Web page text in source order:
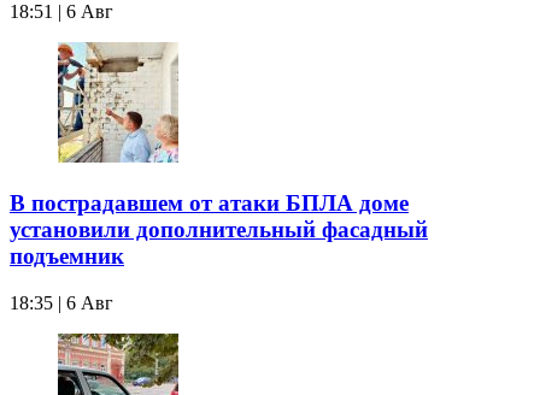
18:51 | 6 Авг
В пострадавшем от атаки БПЛА доме
установили дополнительный фасадный
подъемник
18:35 | 6 Авг